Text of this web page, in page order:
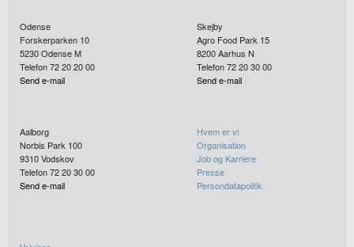
Odense
Forskerparken 10
5230Odense M
Telefon 72 20 20 00
Send e-mail
Skejby
Agro Food Park 15
8200Aarhus N
Telefon 72 20 30 00
Send e-mail
Aalborg
Norbis Park 100
9310Vodskov
Telefon 72 20 30 00
Send e-mail
Hvem er vi
Organisation
Job og Karriere
Presse
Persondatapolitik